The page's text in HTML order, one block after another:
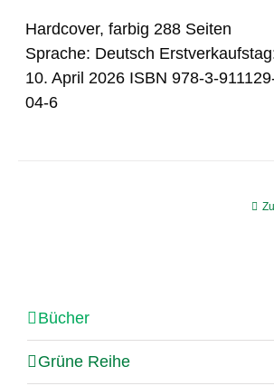
Hardcover, farbig 288 Seiten
Sprache: Deutsch
10. April 2026 ISBN 978-3-
04-6
Bücher
Grüne Reihe